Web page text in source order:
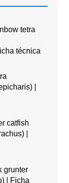
tetra
técnica
|
catfish
|
grunter
| Ficha